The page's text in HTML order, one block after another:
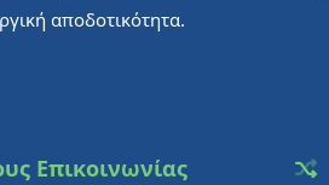
αποδοτικότητα.
Επικοινωνίας